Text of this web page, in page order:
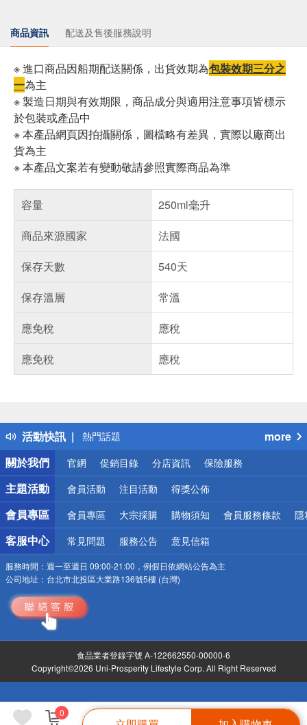
0
商品資訊 配送及售後服務說明
※ 進口商品因船期配送關係，出貨效期為包裝效期三分之
一為主
※ 製造日期與有效期限，商品成分與適用注意事項皆標示
於包裝或產品中
※ 本產品網頁因拍攝關係，圖檔略有差異，實際以廠商出
貨為主
※ 本產品文案若有變動敬請參照實際商品為準
容量
250ml毫升
商品來源國家
法國
保存天數
540天
保存溫層
常溫
應免稅
應稅
應免稅
應稅
活動快訊
得獎公告
熱門話題
銀行優惠
偏遠地區配送
詐騙網頁！請小心！
more
關於我們
官網 促銷目錄 分店資訊 保險服務
主題活動 會員活動 注目活動 得獎公佈
會員專區 會員專區 大宗採購 購物須知 會員服務條款 隱
客服中心 常見問題 服務公告 意見信箱
服務時間： 週一至週日 09:00-21:00，例假日依網站公告為主
公司地址： 台北市北投區大業路136號5樓 (台灣)
食品業者登錄字號 A-122662550-00000-6
Copyright©2026 Uni-Prosperity Lifestyle Corp. All Right Reserved